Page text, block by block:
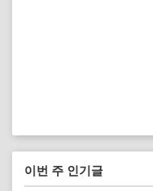
이번 주 인기글